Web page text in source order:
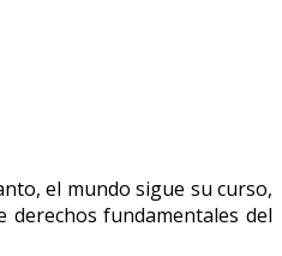
el mundo sigue su curso,
fundamentales del